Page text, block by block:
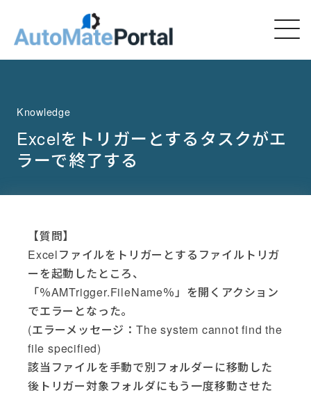
Knowledge
Excelをトリガーとするタスクがエ
ラーで終了する
【質問】
Excelファイルをトリガーとするファイルトリガ
ーを起動したところ、
「％AMTrigger.FileName％」を開くアクション
でエラーとなった。
(エラーメッセージ：The system cannot find the
file specified)
該当ファイルを手動で別フォルダーに移動した
後トリガー対象フォルダにもう一度移動させた